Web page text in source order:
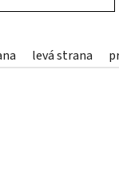
levá strana